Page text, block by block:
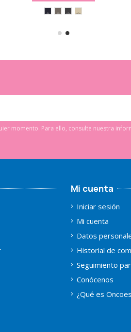
momento. Para ello, consulte nuestra
Mi cuenta
Iniciar sesión
Mi cuenta
Datos
Historial de
Seguimiento
Conócenos
¿Qué es